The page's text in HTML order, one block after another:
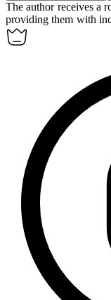
The author receives a
providing them with